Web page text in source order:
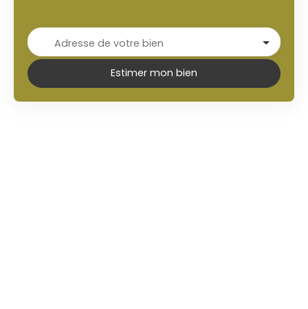
Adresse de votre bien
Estimer mon bien